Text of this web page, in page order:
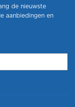
de nieuwste
aanbiedingen en